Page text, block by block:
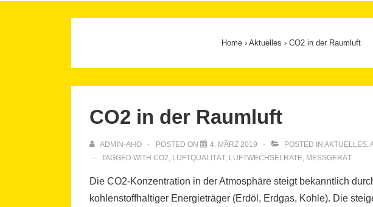
Home › Aktuelles › CO2 in der Raumluft
CO2 in der Raumluft
ADMIN-AHO POSTED ON 4. MÄRZ 2019 POSTED IN AKTUELLES,
TAGGED WITH CO2, LUFTQUALITÄT, LUFTWECHSELRATE, MESSGERÄT
Die CO2-Konzentration in der Atmosphäre steigt bekanntlich
kohlenstoffhaltiger Energieträger (Erdöl, Erdgas, Kohle). Die